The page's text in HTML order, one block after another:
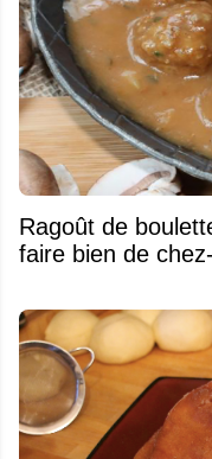
Ragoût de
faire bien de